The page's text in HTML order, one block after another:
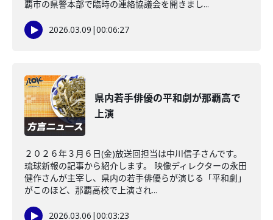
覇市の県警本部で臨時の連絡協議会を開きまし...
2026.03.09 |00:06:27
県内若手俳優の平和劇が那覇高で
上演
２０２６年３月６日(金)放送回担当は中川信子さんです。
琉球新報の記事から紹介します。 映像ディレクターの永田
健作さんが主宰し、県内の若手俳優らが演じる「平和劇」
がこのほど、那覇高校で上演され...
2026.03.06 |00:03:23